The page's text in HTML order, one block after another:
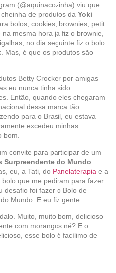
(@aquinacozinha) viu que
de produtos da Yoki
bolos, cookies, brownies, petit
mesma hora já fiz o brownie,
no dia seguinte fiz o bolo
Mas, é que os produtos são
Betty Crocker por amigas
eu nunca tinha sido
Então, quando eles chegaram
dessa marca tão
para o Brasil, eu estava
excedeu minhas
bom.
convite para participar de um
Surpreendente do Mundo
eu, a Tati, do Panelaterapia e a
bolo que me pediram para fazer
desafio foi fazer o Bolo de
Mundo. E eu fiz gente.
Muito, muito bom, delicioso
com morangos né? E o
esse bolo é facílimo de